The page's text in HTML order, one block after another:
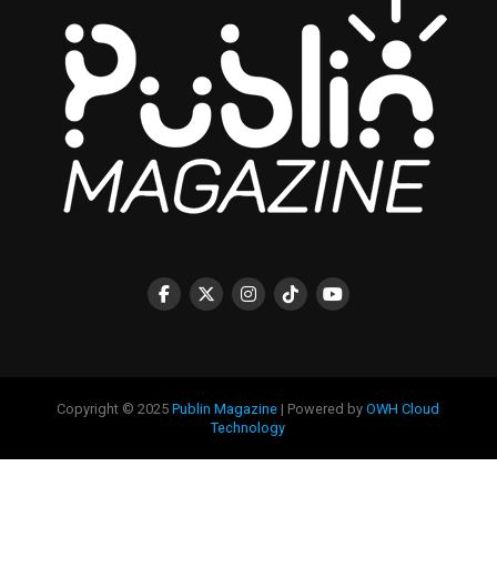
Copyright © 2025Publin Magazine | Powered byOWH Cloud
Technology